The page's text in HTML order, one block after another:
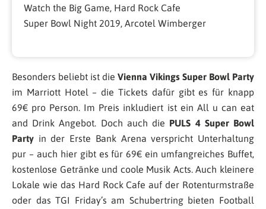
Watch the Big Game, Hard Rock Cafe
Super Bowl Night 2019, Arcotel Wimberger
Besonders beliebt ist die Vienna Vikings Super Bowl Party
im Marriott Hotel – die Tickets dafür gibt es für knapp
69€ pro Person. Im Preis inkludiert ist ein All u can eat
and Drink Angebot. Doch auch die PULS 4 Super Bowl
Party in der Erste Bank Arena verspricht Unterhaltung
pur – auch hier gibt es für 69€ ein umfangreiches Buffet,
kostenlose Getränke und coole Musik Acts. Auch kleinere
Lokale wie das Hard Rock Cafe auf der Rotenturmstraße
oder das TGI Friday’s am Schubertring bieten Football